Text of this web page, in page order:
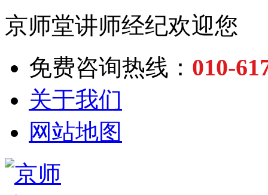
京师堂讲师经纪欢迎您
免费咨询热线： 010-
关于我们
网站地图